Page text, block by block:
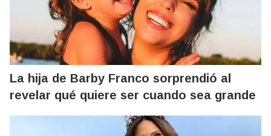
La hija de Barby Franco sorprendió al
revelar qué quiere ser cuando sea grande